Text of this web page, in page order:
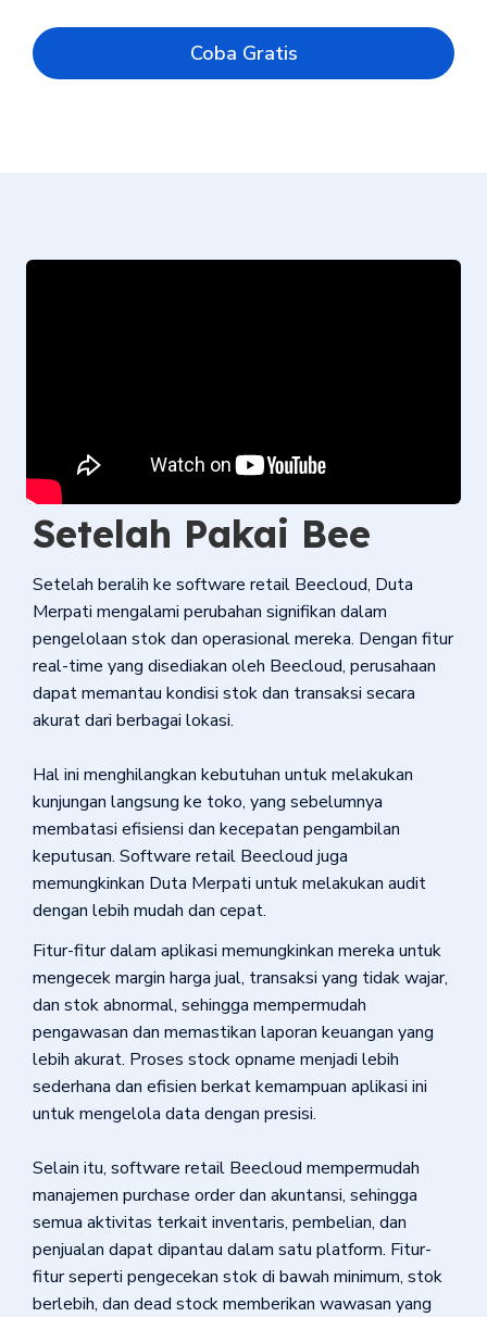
Coba Gratis
Setelah Pakai Bee
Setelah beralih ke software retail Beecloud, Duta
Merpati mengalami perubahan signifikan dalam
pengelolaan stok dan operasional mereka. Dengan fitur
real-time yang disediakan oleh Beecloud, perusahaan
dapat memantau kondisi stok dan transaksi secara
akurat dari berbagai lokasi.
Hal ini menghilangkan kebutuhan untuk melakukan
kunjungan langsung ke toko, yang sebelumnya
membatasi efisiensi dan kecepatan pengambilan
keputusan. Software retail Beecloud juga
memungkinkan Duta Merpati untuk melakukan audit
dengan lebih mudah dan cepat.
Fitur-fitur dalam aplikasi memungkinkan mereka untuk
mengecek margin harga jual, transaksi yang tidak wajar,
dan stok abnormal, sehingga mempermudah
pengawasan dan memastikan laporan keuangan yang
lebih akurat. Proses stock opname menjadi lebih
sederhana dan efisien berkat kemampuan aplikasi ini
untuk mengelola data dengan presisi.
Selain itu, software retail Beecloud mempermudah
manajemen purchase order dan akuntansi, sehingga
semua aktivitas terkait inventaris, pembelian, dan
penjualan dapat dipantau dalam satu platform. Fitur-
fitur seperti pengecekan stok di bawah minimum, stok
berlebih, dan dead stock memberikan wawasan yang